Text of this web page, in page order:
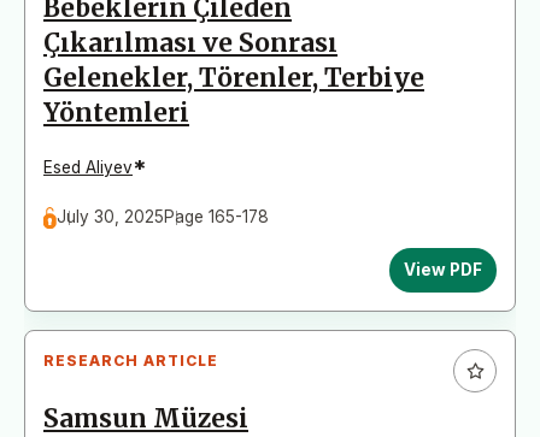
Bebeklerin Çileden
Çıkarılması ve Sonrası
Gelenekler, Törenler, Terbiye
Yöntemleri
Esed Aliyev*
July 30, 2025Page 165-178
View PDF
RESEARCH ARTICLE
Samsun Müzesi